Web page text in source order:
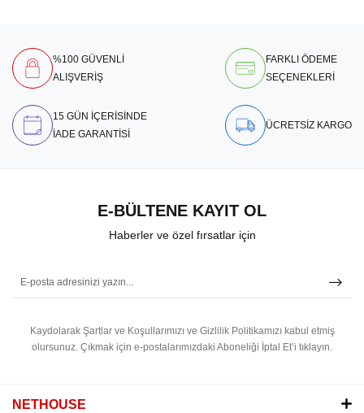
%100 GÜVENLİ
ALIŞVERİŞ
FARKLI ÖDEME
SEÇENEKLERİ
15 GÜN İÇERİSİNDE
İADE GARANTİSİ
ÜCRETSİZ KARGO
E-BÜLTENE KAYIT OL
Haberler ve özel fırsatlar için
Kaydolarak Şartlar ve Koşullarımızı ve Gizlilik Politikamızı kabul etmiş
olursunuz. Çıkmak için e-postalarımızdaki Aboneliği İptal Et’i tıklayın.
NETHOUSE